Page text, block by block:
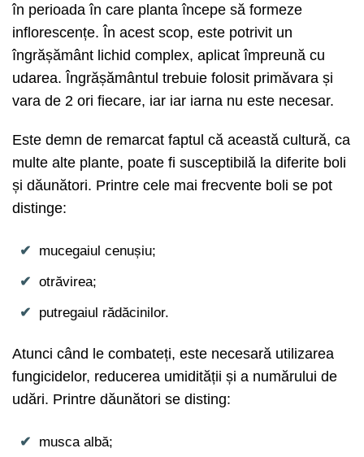
în perioada în care planta începe să formeze
inflorescențe. În acest scop, este potrivit un
îngrășământ lichid complex, aplicat împreună cu
udarea. Îngrășământul trebuie folosit primăvara și
vara de 2 ori fiecare, iar iar iarna nu este necesar.
Este demn de remarcat faptul că această cultură, ca
multe alte plante, poate fi susceptibilă la diferite boli
și dăunători. Printre cele mai frecvente boli se pot
distinge:
mucegaiul cenușiu;
otrăvirea;
putregaiul rădăcinilor.
Atunci când le combateți, este necesară utilizarea
fungicidelor, reducerea umidității și a numărului de
udări. Printre dăunători se disting:
musca albă;